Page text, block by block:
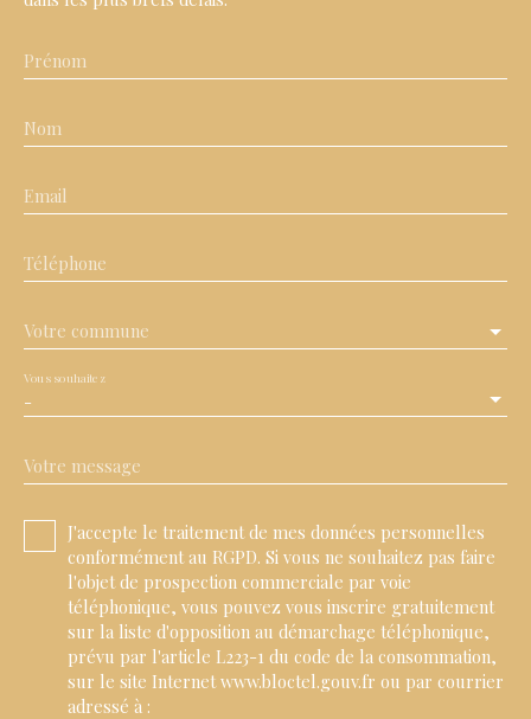
Prénom
Nom
Email
Téléphone
Votre commune
-
Vous souhaitez
Votre message
J'accepte le traitement de mes données personnelles
conformément au RGPD. Si vous ne souhaitez pas faire
l'objet de prospection commerciale par voie
téléphonique, vous pouvez vous inscrire gratuitement
sur la liste d'opposition au démarchage téléphonique,
prévu par l'article L223-1 du code de la consommation,
sur le site Internet www.bloctel.gouv.fr ou par courrier
adressé à :